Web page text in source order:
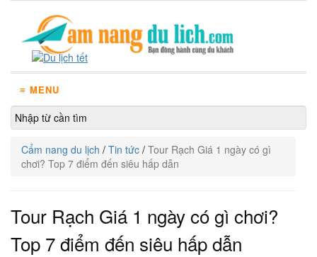
≡ MENU
Cẩm nang du lịch / Tin tức / Tour Rạch Giá 1 ngày có gì
chơi? Top 7 điểm đến siêu hấp dẫn
Tour Rạch Giá 1 ngày có gì chơi?
Top 7 điểm đến siêu hấp dẫn